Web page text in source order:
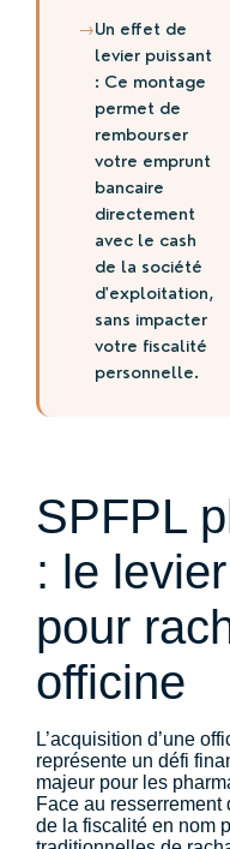
→Un effet de
levier puissant
: Ce montage
permet de
rembourser
votre emprunt
bancaire
directement
avec le cash
de la société
d'exploitation,
sans impacter
votre fiscalité
personnelle.
SPFPL
: le
pour
officine
L’acquisition d’une
représente un défi
majeur pour les
Face au
de la fiscalité en nom